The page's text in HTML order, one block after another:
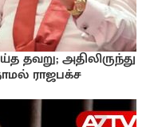
தவறு; அதிலிருந்து
ராஜபக்ச